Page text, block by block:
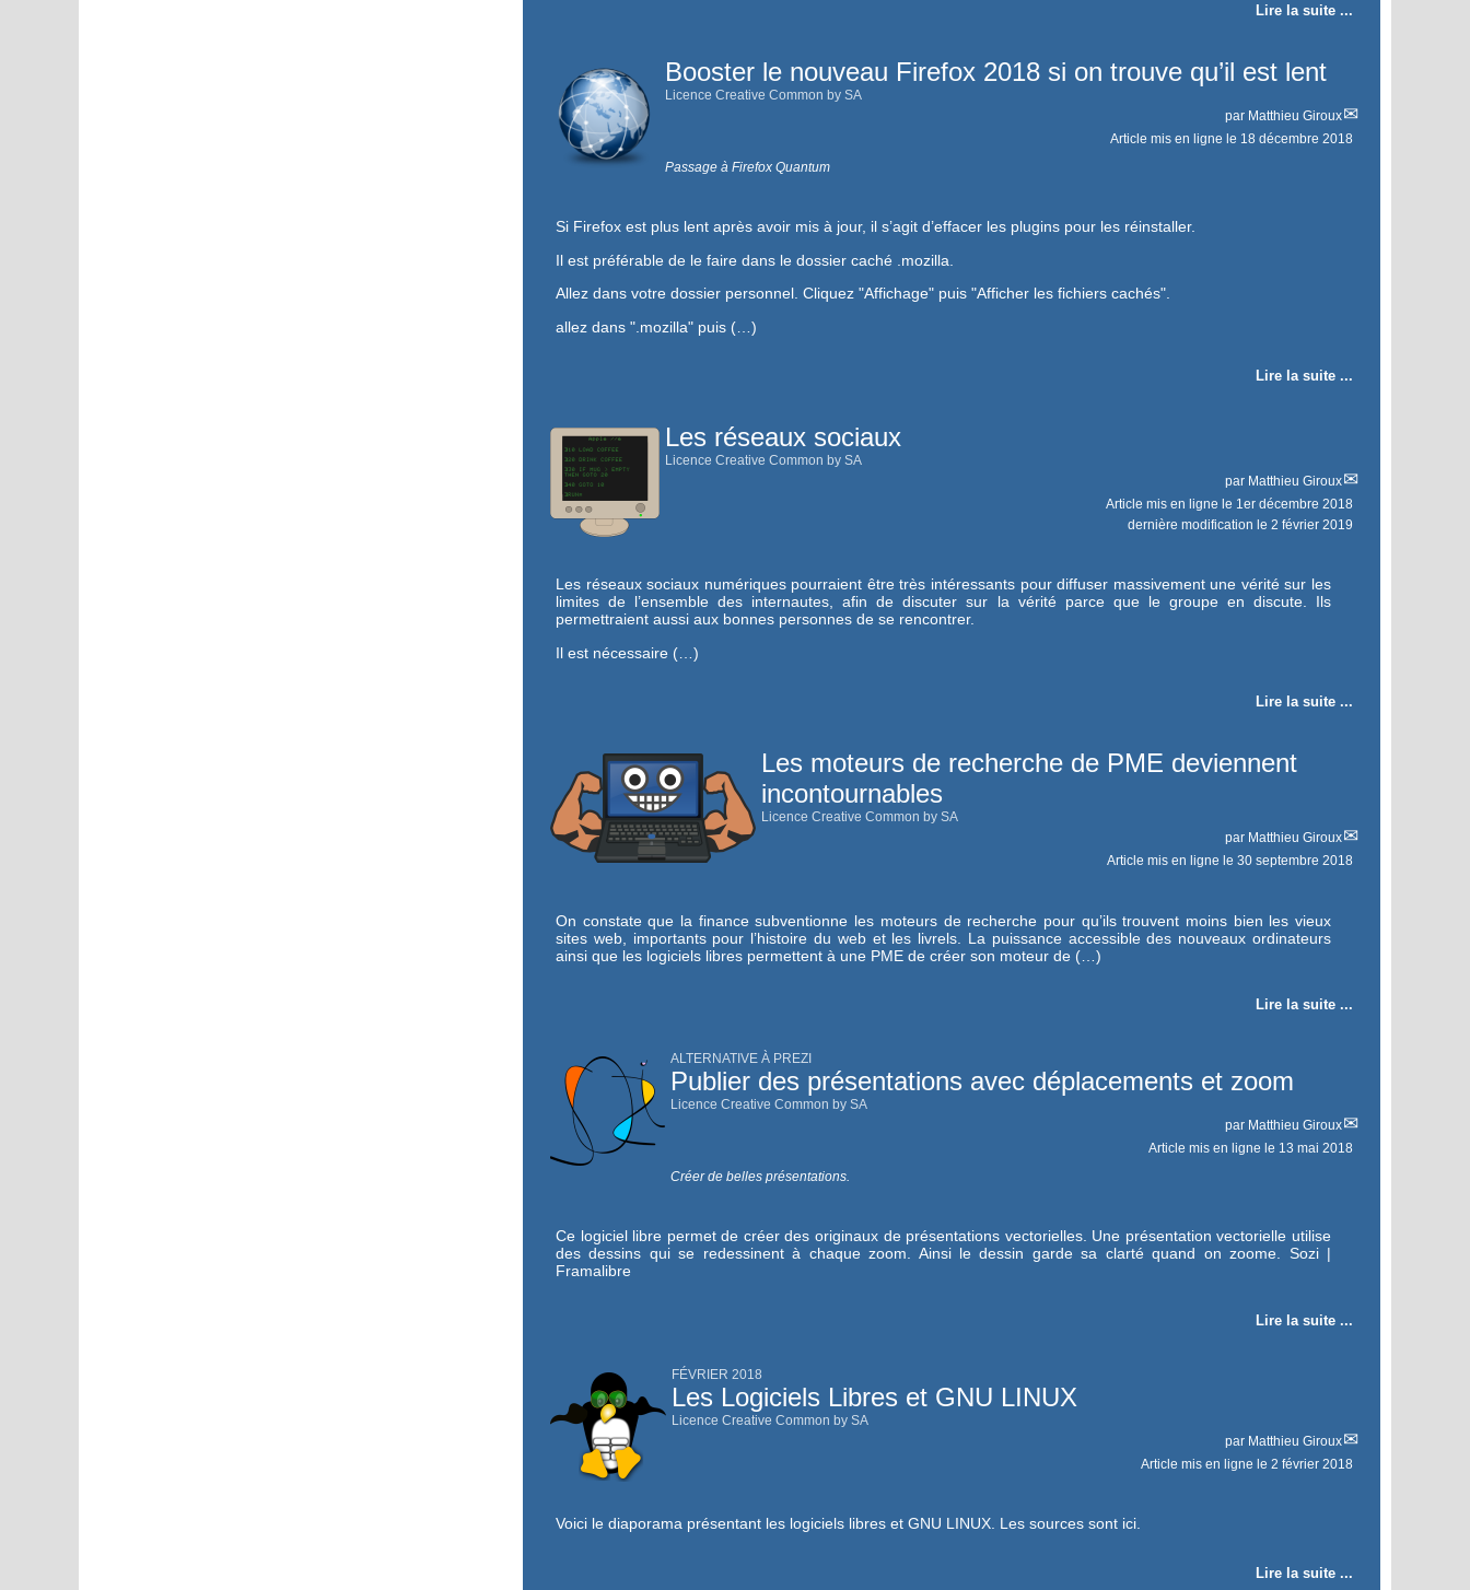
Lire la suite ...
Booster le nouveau Firefox 2018 si on trouve qu’il est lent
Licence Creative Common by SA
par Matthieu Giroux
Article mis en ligne le 18 décembre 2018
Passage à Firefox Quantum
Si Firefox est plus lent après avoir mis à jour, il s’agit d’effacer les plugins pour les réinstaller.
Il est préférable de le faire dans le dossier caché .mozilla.
Allez dans votre dossier personnel. Cliquez "Affichage" puis "Afficher les fichiers cachés".
allez dans ".mozilla" puis (…)
Lire la suite ...
Les réseaux sociaux
Licence Creative Common by SA
par Matthieu Giroux
Article mis en ligne le 1er décembre 2018
dernière modification le 2 février 2019
Les réseaux sociaux numériques pourraient être très intéressants pour diffuser massivement une vérité sur les
limites de l’ensemble des internautes, afin de discuter sur la vérité parce que le groupe en discute. Ils
permettraient aussi aux bonnes personnes de se rencontrer.
Il est nécessaire (…)
Lire la suite ...
Les moteurs de recherche de PME deviennent
incontournables
Licence Creative Common by SA
par Matthieu Giroux
Article mis en ligne le 30 septembre 2018
On constate que la finance subventionne les moteurs de recherche pour qu’ils trouvent moins bien les vieux
sites web, importants pour l’histoire du web et les livrels. La puissance accessible des nouveaux ordinateurs
ainsi que les logiciels libres permettent à une PME de créer son moteur de (…)
Lire la suite ...
ALTERNATIVE À PREZI
Publier des présentations avec déplacements et zoom
Licence Creative Common by SA
par Matthieu Giroux
Article mis en ligne le 13 mai 2018
Créer de belles présentations.
Ce logiciel libre permet de créer des originaux de présentations vectorielles. Une présentation vectorielle utilise
des dessins qui se redessinent à chaque zoom. Ainsi le dessin garde sa clarté quand on zoome. Sozi |
Framalibre
Lire la suite ...
FÉVRIER 2018
Les Logiciels Libres et GNU LINUX
Licence Creative Common by SA
par Matthieu Giroux
Article mis en ligne le 2 février 2018
Voici le diaporama présentant les logiciels libres et GNU LINUX. Les sources sont ici.
Lire la suite ...